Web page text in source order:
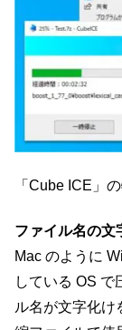
「Cube ICE」
ファイル名の文
Mac のように
している OS で
ル名が文字化け